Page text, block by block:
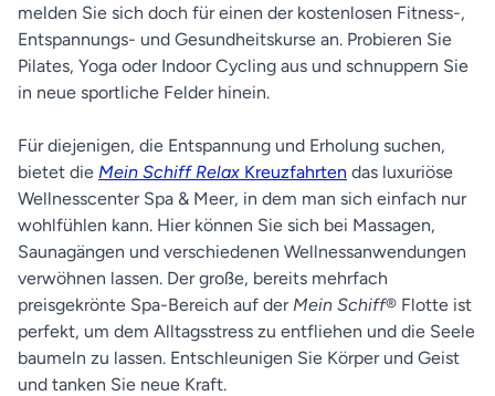
melden Sie sich doch für einen der kostenlosen Fitness-,
Entspannungs- und Gesundheitskurse an. Probieren Sie
Pilates, Yoga oder Indoor Cycling aus und schnuppern Sie
in neue sportliche Felder hinein.
Für diejenigen, die Entspannung und Erholung suchen,
bietet die Mein Schiff Relax Kreuzfahrten das luxuriöse
Wellnesscenter Spa & Meer, in dem man sich einfach nur
wohlfühlen kann. Hier können Sie sich bei Massagen,
Saunagängen und verschiedenen Wellnessanwendungen
verwöhnen lassen. Der große, bereits mehrfach
preisgekrönte Spa-Bereich auf der Mein Schiff® Flotte ist
perfekt, um dem Alltagsstress zu entfliehen und die Seele
baumeln zu lassen. Entschleunigen Sie Körper und Geist
und tanken Sie neue Kraft.